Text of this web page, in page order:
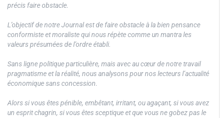
précis faire obstacle.
L’objectif de notre Journal est de faire obstacle à la bien pensance
conformiste et moraliste qui nous répète comme un mantra les
valeurs présumées de l’ordre établi.
Sans ligne politique particulière, mais avec au cœur de notre travail
pragmatisme et la réalité, nous analysons pour nos lecteurs l’actualité
économique sans concession.
Alors si vous êtes pénible, embêtant, irritant, ou agaçant, si vous avez
un esprit chagrin, si vous êtes sceptique et que vous ne gobez pas le